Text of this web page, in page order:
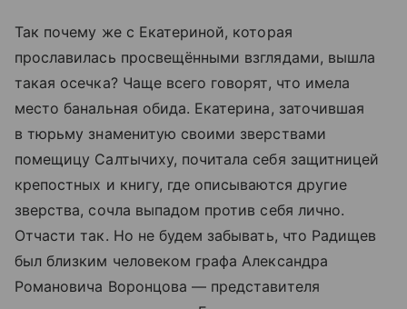
Так почему же с Екатериной, которая
прославилась просвещёнными взглядами, вышла
такая осечка? Чаще всего говорят, что имела
место банальная обида. Екатерина, заточившая
в тюрьму знаменитую своими зверствами
помещицу Салтычиху, почитала себя защитницей
крепостных и книгу, где описываются другие
зверства, сочла выпадом против себя лично.
Отчасти так. Но не будем забывать, что Радищев
был близким человеком графа Александра
Романовича Воронцова — представителя